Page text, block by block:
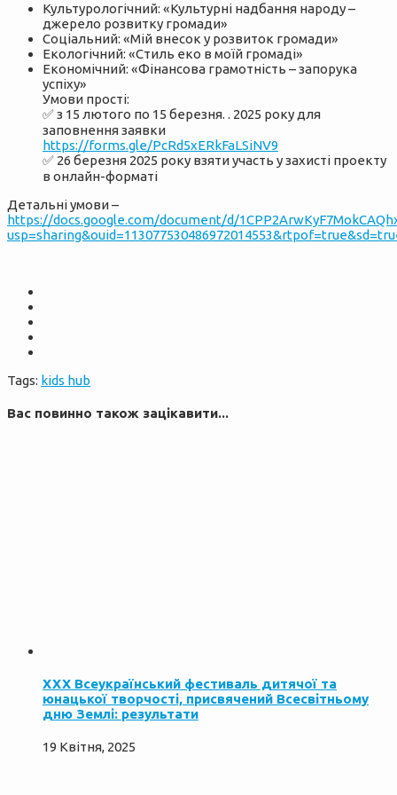
Культурологічний: «Культурні надбання народу –
джерело розвитку громади»
Соціальний: «Мій внесок у розвиток громади»
Екологічний: «Стиль еко в моїй громаді»
Економічний: «Фінансова грамотність – запорука
успіху»
Умови прості:
✅ з 15 лютого по 15 березня. . 2025 року для
заповнення заявки
https://forms.gle/PcRd5xERkFaLSiNV9
✅ 26 березня 2025 року взяти участь у захисті проекту
в онлайн-форматі
Детальні умови –
https://docs.google.com/document/d/
Tags: kids hub
Вас повинно також зацікавити...
XXX Всеукраїнський фестиваль дитячої та
юнацької творчості, присвячений Всесвітньому
дню Землі: результати
19 Квітня, 2025